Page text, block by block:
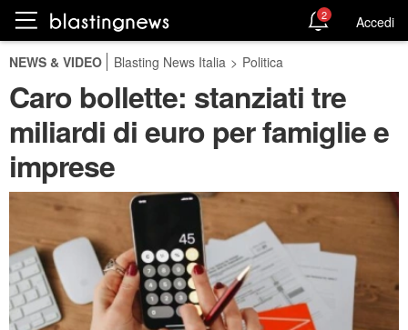
2 Accedi
NEWS & VIDEO Blasting News Italia > Politica
Caro bollette: stanziati tre
miliardi di euro per famiglie e
imprese